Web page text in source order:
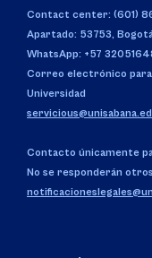
Contact center: (601)
Apartado: 53753,
WhatsApp: +57
Correo electrónico
Universidad
Contacto únicamente
No se responderán